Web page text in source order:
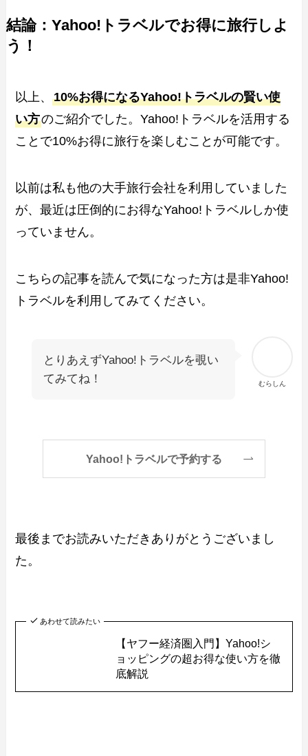
結論：Yahoo!トラベルでお得に旅行しよ
う！
以上、10%お得になるYahoo!トラベルの賢い使
い方のご紹介でした。Yahoo!トラベルを活用する
ことで10%お得に旅行を楽しむことが可能です。
以前は私も他の大手旅行会社を利用していました
が、最近は圧倒的にお得なYahoo!トラベルしか使
っていません。
こちらの記事を読んで気になった方は是非Yahoo!
トラベルを利用してみてください。
むらしん
とりあえずYahoo!トラベルを覗い
てみてね！
Yahoo!トラベルで予約する
最後までお読みいただきありがとうございまし
た。
あわせて読みたい
【ヤフー経済圏入門】Yahoo!シ
ョッピングの超お得な使い方を徹
底解説